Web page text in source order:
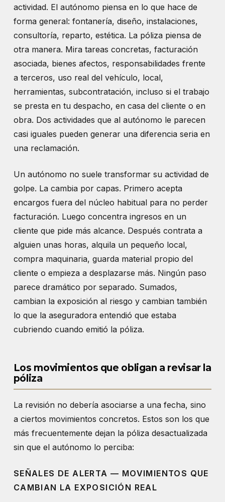
actividad. El autónomo piensa en lo que hace de
forma general: fontanería, diseño, instalaciones,
consultoría, reparto, estética. La póliza piensa de
otra manera. Mira tareas concretas, facturación
asociada, bienes afectos, responsabilidades frente
a terceros, uso real del vehículo, local,
herramientas, subcontratación, incluso si el trabajo
se presta en tu despacho, en casa del cliente o en
obra. Dos actividades que al autónomo le parecen
casi iguales pueden generar una diferencia seria en
una reclamación.
Un autónomo no suele transformar su actividad de
golpe. La cambia por capas. Primero acepta
encargos fuera del núcleo habitual para no perder
facturación. Luego concentra ingresos en un
cliente que pide más alcance. Después contrata a
alguien unas horas, alquila un pequeño local,
compra maquinaria, guarda material propio del
cliente o empieza a desplazarse más. Ningún paso
parece dramático por separado. Sumados,
cambian la exposición al riesgo y cambian también
lo que la aseguradora entendió que estaba
cubriendo cuando emitió la póliza.
Los movimientos que obligan a revisar la
póliza
La revisión no debería asociarse a una fecha, sino
a ciertos movimientos concretos. Estos son los que
más frecuentemente dejan la póliza desactualizada
sin que el autónomo lo perciba:
SEÑALES DE ALERTA — MOVIMIENTOS QUE
CAMBIAN LA EXPOSICIÓN REAL